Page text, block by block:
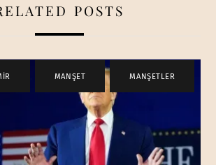
POSTS
MANŞET , MANŞETLER